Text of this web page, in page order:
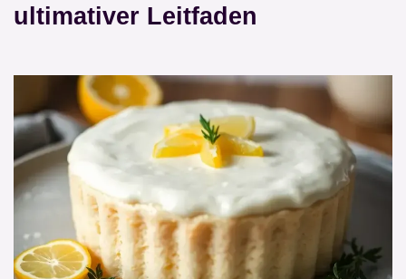
ultimativer Leitfaden